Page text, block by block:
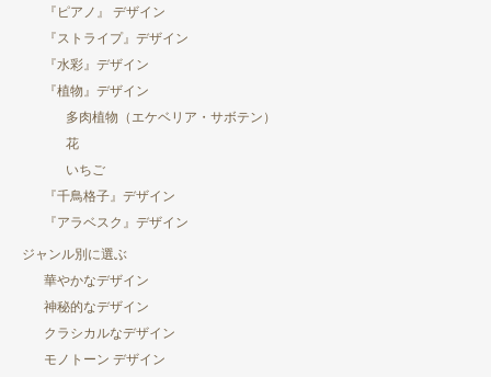
『ピアノ』 デザイン
『ストライプ』デザイン
『水彩』デザイン
『植物』デザイン
多肉植物（エケベリア・サボテン）
花
いちご
『千鳥格子』デザイン
『アラベスク』デザイン
ジャンル別に選ぶ
華やかなデザイン
神秘的なデザイン
クラシカルなデザイン
モノトーン デザイン